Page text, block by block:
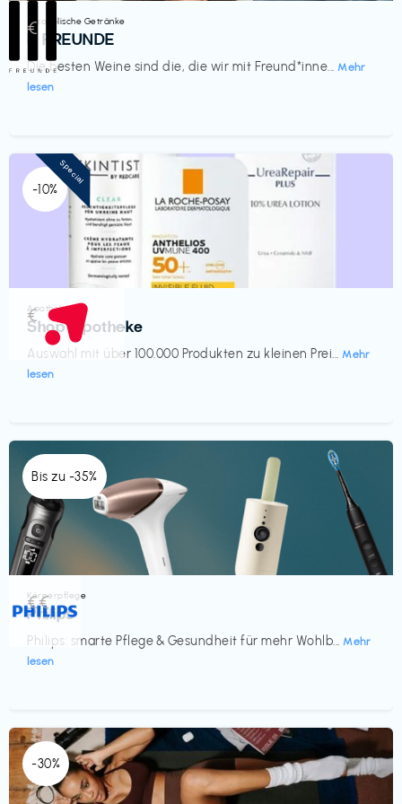
Alkoholische Getränke
III FREUNDE
Die besten Weine sind die, die wir mit Freund*inne... Mehr
lesen
€‎
-10%
Apotheke
Shop Apotheke
Auswahl mit über 100.000 Produkten zu kleinen Prei... Mehr
lesen
€‎
Special
Bis zu -35%
Körperpflege
Philips
Philips: smarte Pflege & Gesundheit für mehr Wohlb... Mehr
lesen
€€‎
-30%